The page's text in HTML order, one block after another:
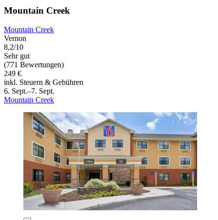
Mountain Creek
Mountain Creek
Vernon
8,2/10
Sehr gut
(771 Bewertungen)
249 €
inkl. Steuern & Gebühren
6. Sept.–7. Sept.
Mountain Creek